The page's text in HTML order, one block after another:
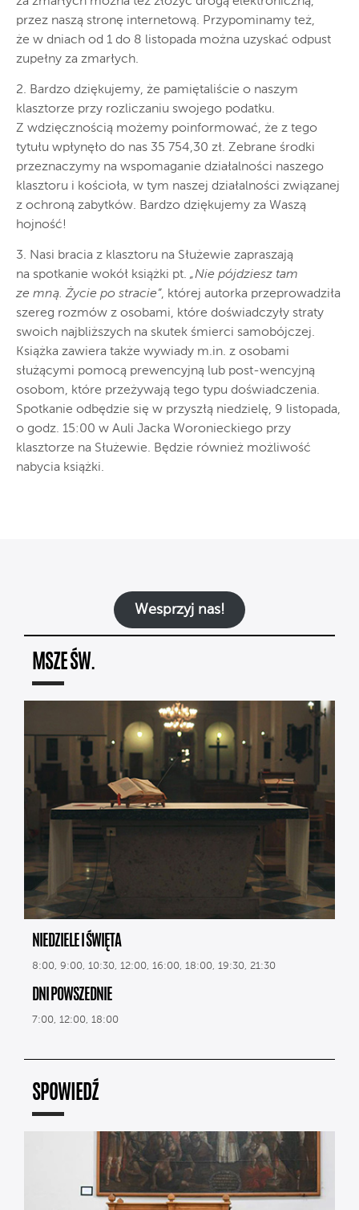
przez naszą stronę internetową. Przypominamy też,
że w dniach od 1 do 8 listopada można uzyskać odpust
zupełny za zmarłych.
2. Bardzo dziękujemy, że pamiętaliście o naszym
klasztorze przy rozliczaniu swojego podatku.
Z wdzięcznością możemy poinformować, że z tego
tytułu wpłynęło do nas 35 754,30 zł. Zebrane środki
przeznaczymy na wspomaganie działalności naszego
klasztoru i kościoła, w tym naszej działalności związanej
z ochroną zabytków. Bardzo dziękujemy za Waszą
hojność!
3. Nasi bracia z klasztoru na Służewie zapraszają
na spotkanie wokół książki pt. „Nie pójdziesz tam
ze mną. Życie po stracie”, której autorka przeprowadziła
szereg rozmów z osobami, które doświadczyły straty
swoich najbliższych na skutek śmierci samobójczej.
Książka zawiera także wywiady m.in. z osobami
służącymi pomocą prewencyjną lub post-wencyjną
osobom, które przeżywają tego typu doświadczenia.
Spotkanie odbędzie się w przyszłą niedzielę, 9 listopada,
o godz. 15:00 w Auli Jacka Woronieckiego przy
klasztorze na Służewie. Będzie również możliwość
nabycia książki.
Wesprzyj nas!
MSZE ŚW.
NIEDZIELE I ŚWIĘTA
8:00, 9:00, 10:30, 12:00, 16:00, 18:00, 19:30, 21:30
DNI POWSZEDNIE
7:00, 12:00, 18:00
SPOWIEDŹ